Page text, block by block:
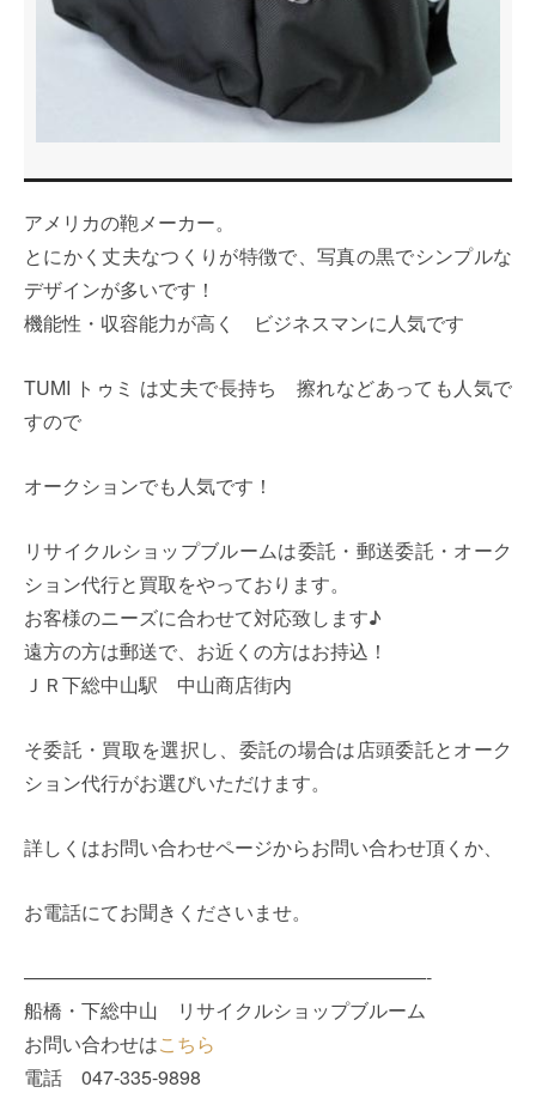
アメリカの鞄メーカー。
とにかく丈夫なつくりが特徴で、写真の黒でシンプルな
デザインが多いです！
機能性・収容能力が高く ビジネスマンに人気です
TUMI トゥミ は丈夫で長持ち 擦れなどあっても人気で
すので
オークションでも人気です！
リサイクルショップブルームは委託・郵送委託・オーク
ション代行と買取をやっております。
お客様のニーズに合わせて対応致します♪
遠方の方は郵送で、お近くの方はお持込！
ＪＲ下総中山駅 中山商店街内
そ委託・買取を選択し、委託の場合は店頭委託とオーク
ション代行がお選びいただけます。
詳しくはお問い合わせページからお問い合わせ頂くか、
お電話にてお聞きくださいませ。
—————————————————————-
船橋・下総中山 リサイクルショップブルーム
お問い合わせはこちら
電話 047-335-9898